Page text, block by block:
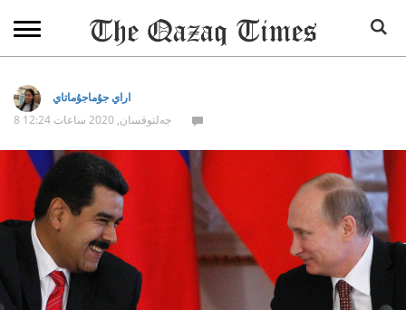
اراي جۇماجۇماتاي
8 جەلتوقسان, 2020 ساعات 12:24